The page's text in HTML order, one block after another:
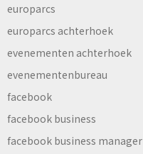
europarcs
europarcs achterhoek
evenementen achterhoek
evenementenbureau
facebook
facebook business
facebook business manager